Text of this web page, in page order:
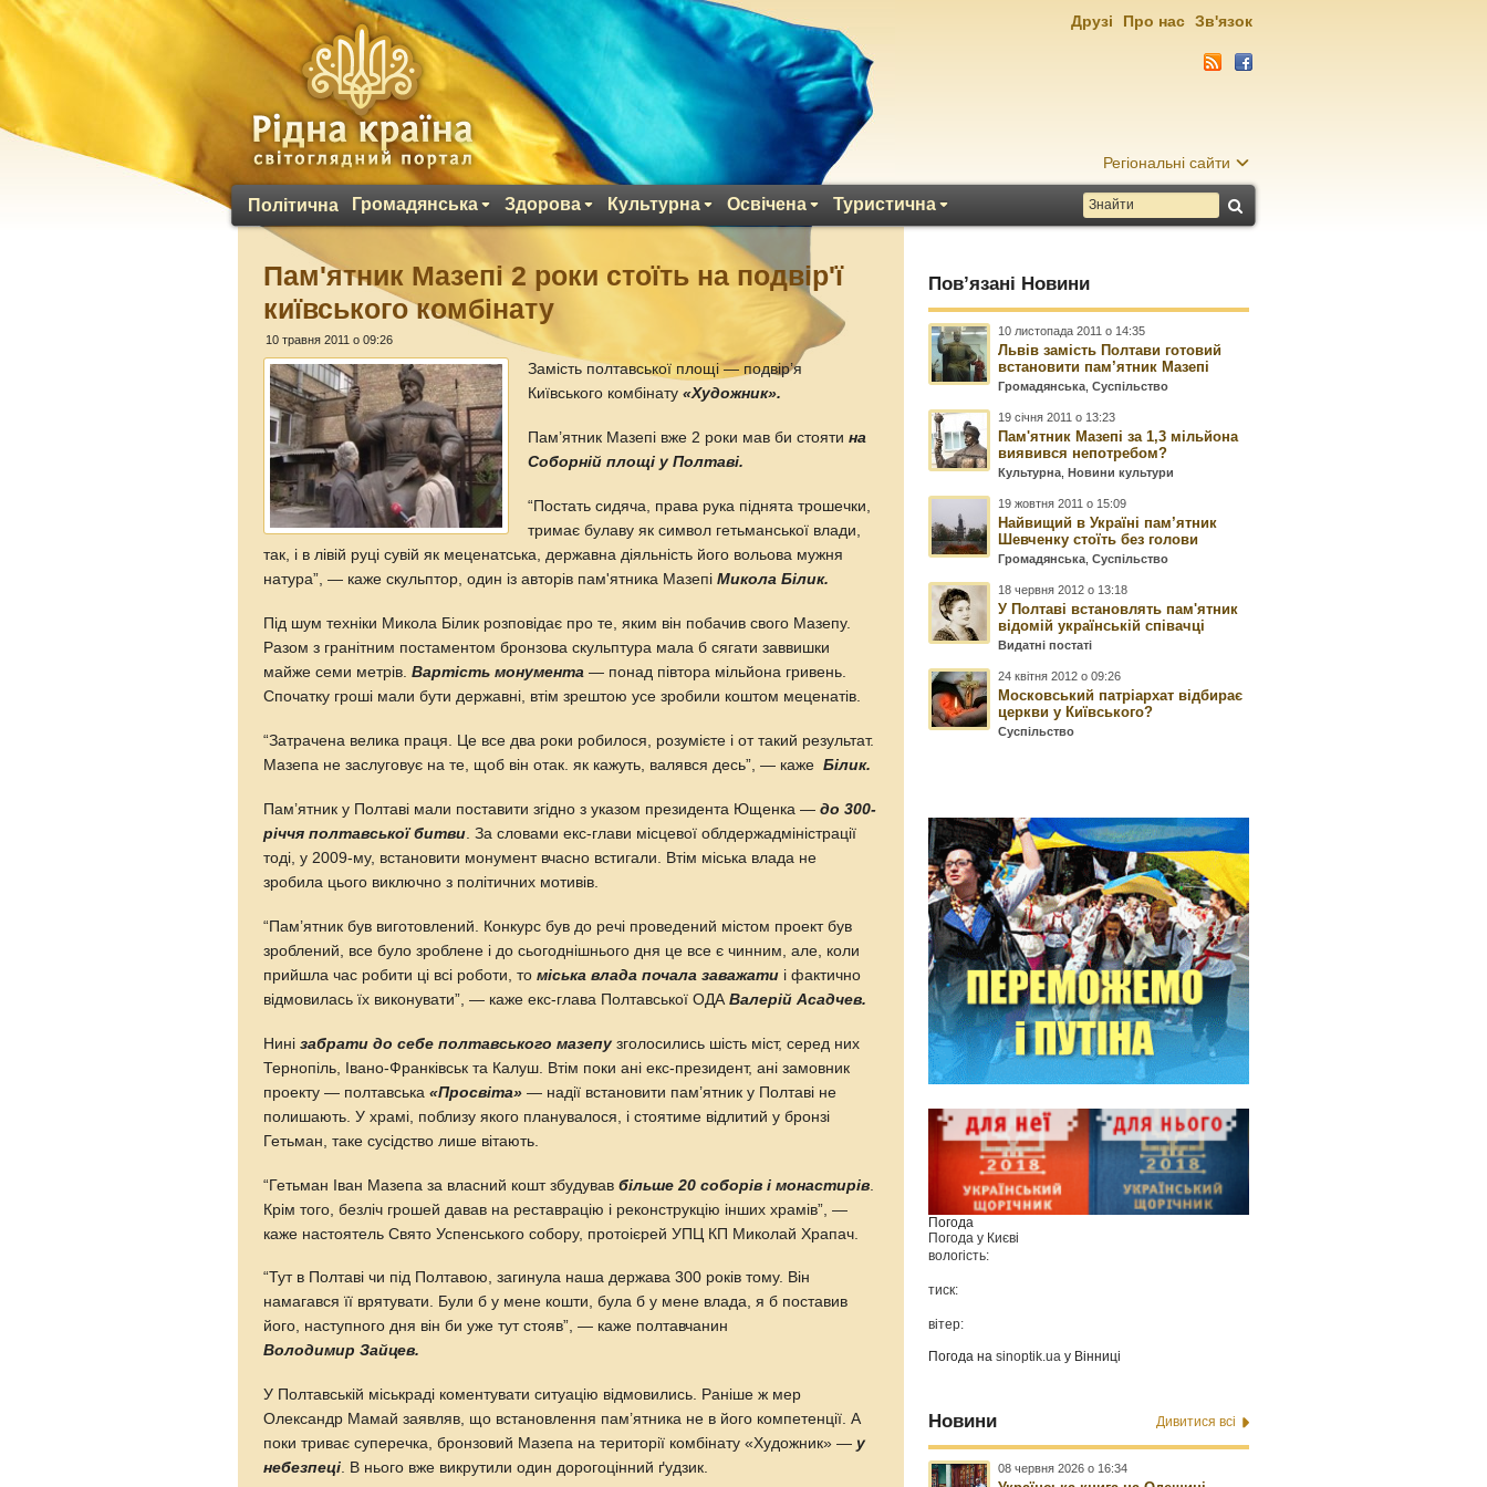
Регіональні сайти
Політична Громадянська Здорова Культурна Освічена Туристична
Друзі Про нас Зв'язок
Пам'ятник Мазепі 2 роки стоїть на подвір'ї
київського комбінату
10 травня 2011 о 09:26
Замість полтавської площі — подвір’я
Київського комбінату«Художник».
Пам’ятник Мазепі вже 2 роки мав би стоятина
Соборній площі у Полтаві.
“Постать сидяча, права рука піднята трошечки,
тримає булаву як символ гетьманської влади,
так, і в лівій руці сувій як меценатська, державна діяльність його вольова мужня
натура”, — каже скульптор, один із авторів пам'ятника МазепіМикола Білик.
Під шум техніки Микола Білик розповідає про те, яким він побачив свого Мазепу.
Разом з гранітним постаментом бронзова скульптура мала б сягати заввишки
майже семи метрів.Вартість монумента — понад півтора мільйона гривень.
Спочатку гроші мали бути державні, втім зрештою усе зробили коштом меценатів.
“Затрачена велика праця. Це все два роки робилося, розумієте і от такий результат.
Мазепа не заслуговує на те, щоб він отак. як кажуть, валявся десь”, — кажеБілик.
Пам’ятник у Полтаві мали поставити згідно з указом президента Ющенка —до 300-
річчя полтавської битви . За словами екс-глави місцевої облдержадміністрації
тоді, у 2009-му, встановити монумент вчасно встигали. Втім міська влада не
зробила цього виключно з політичних мотивів.
“Пам’ятник був виготовлений. Конкурс був до речі проведений містом проект був
зроблений, все було зроблене і до сьогоднішнього дня це все є чинним, але, коли
прийшла час робити ці всі роботи, томіська влада почала заважати і фактично
відмовилась їх виконувати”, — каже екс-глава Полтавської ОДАВалерій Асадчев.
Нинізабрати до себе полтавського мазепу зголосились шість міст, серед них
Тернопіль, Івано-Франківськ та Калуш. Втім поки ані екс-президент, ані замовник
проекту — полтавська«Просвіта» — надії встановити пам’ятник у Полтаві не
полишають. У храмі, поблизу якого планувалося, і стоятиме відлитий у бронзі
Гетьман, таке сусідство лише вітають.
“Гетьман Іван Мазепа за власний кошт збудувавбільше 20 соборів і монастирів
Крім того, безліч грошей давав на реставрацію і реконструкцію інших храмів”, —
каже настоятель Свято Успенського собору, протоієрей УПЦ КП Миколай Храпач.
“Тут в Полтаві чи під Полтавою, загинула наша держава 300 років тому. Він
намагався її врятувати. Були б у мене кошти, була б у мене влада, я б поставив
його, наступного дня він би уже тут стояв”, — каже полтавчанин
Володимир Зайцев.
У Полтавській міськраді коментувати ситуацію відмовились. Раніше ж мер
Олександр Мамай заявляв, що встановлення пам’ятника не в його компетенції. А
поки триває суперечка, бронзовий Мазепа на території комбінату «Художник» — у
небезпеці. В нього вже викрутили один дорогоцінний ґудзик.
Пов’язані Новини
10 листопада 2011 о 14:35
Львів замість Полтави готовий
встановити пам’ятник Мазепі
Громадянська ,Суспільство
19 січня 2011 о 13:23
Пам'ятник Мазепі за 1,3 мільйона
виявився непотребом?
Культурна ,Новини культури
19 жовтня 2011 о 15:09
Найвищий в Україні пам’ятник
Шевченку стоїть без голови
Громадянська ,Суспільство
18 червня 2012 о 13:18
У Полтаві встановлять пам'ятник
відомій українській співачці
Видатні постаті
24 квітня 2012 о 09:26
Московський патріархат відбирає
церкви у Київського?
Суспільство
Погода
Погода у Києві
вологість:
тиск:
вітер:
Погода наsinoptik.ua у Вінниці
Новини Дивитися всі
08 червня 2026 о 16:34